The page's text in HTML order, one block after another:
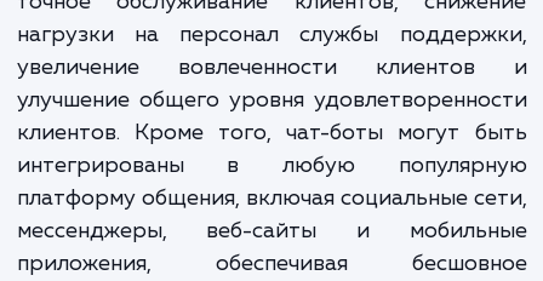
пользователей, выполнять
обеспечивать качественное
Преимущества использования чат-
включают в себя 24/7 доступность,
точное обслуживание клиентов,
нагрузки на персонал службы